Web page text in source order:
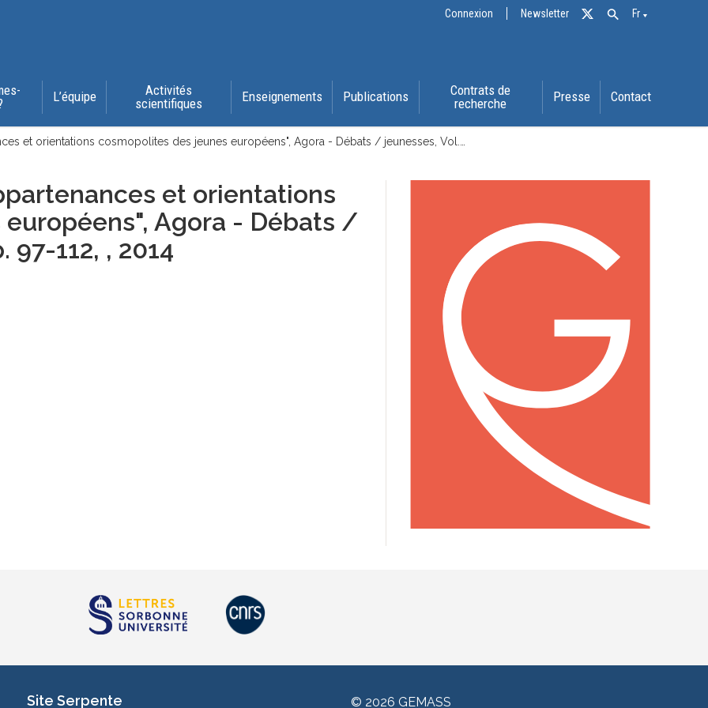
Connexion Newsletter Fr
L’équipe
Activités
scientifiques
Enseignements Publications
Contrats de
recherche
Presse Contact
et orientations cosmopolites des jeunes européens", Agora - Débats / jeunesses, Vol.…
et orientations
Agora - Débats /
97-112, , 2014
Site Serpente © 2026 GEMASS